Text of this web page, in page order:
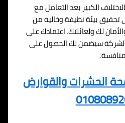
الكبير بعد التعامل مع
تحقيق بيئة نظيفة وخالية من
لك ولعائلتك. اعتمادك على
سيضمن لك الحصول على
الحشرات والقوارض